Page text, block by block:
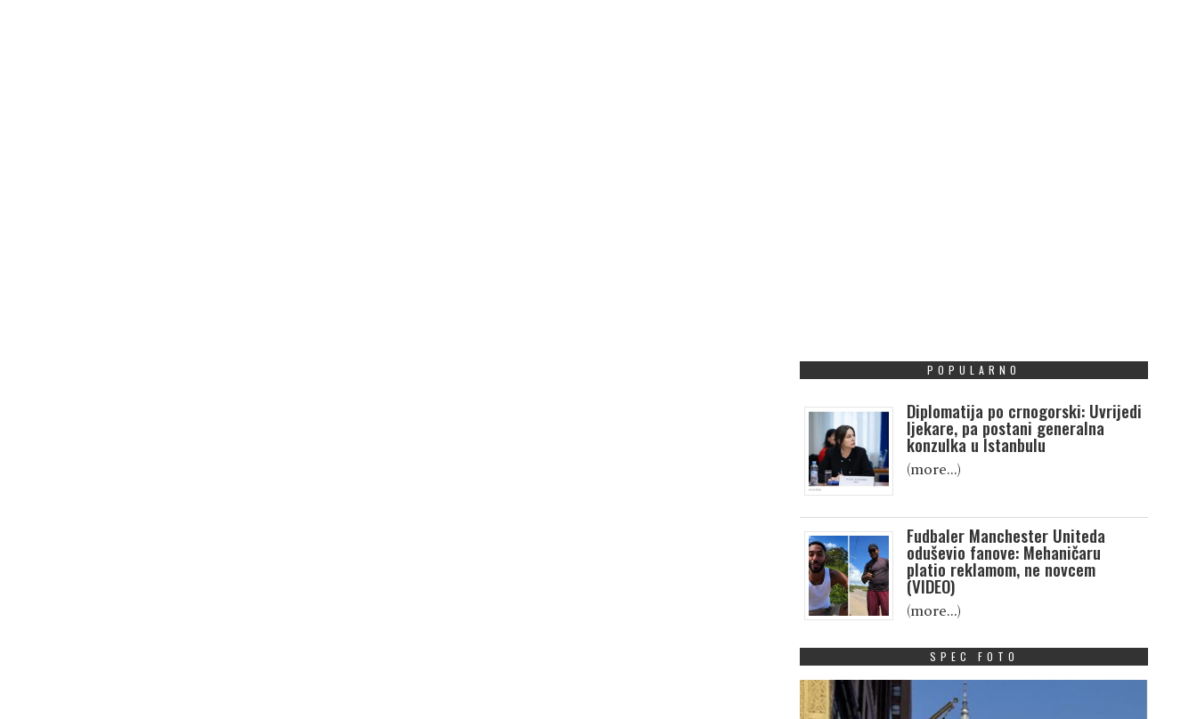
POPULARNO
Diplomatija po crnogorski: Uvrijedi
ljekare, pa postani generalna
konzulka u Istanbulu
(more…)
Fudbaler Manchester Uniteda
oduševio fanove: Mehaničaru
platio reklamom, ne novcem
(VIDEO)
(more…)
SPEC FOTO